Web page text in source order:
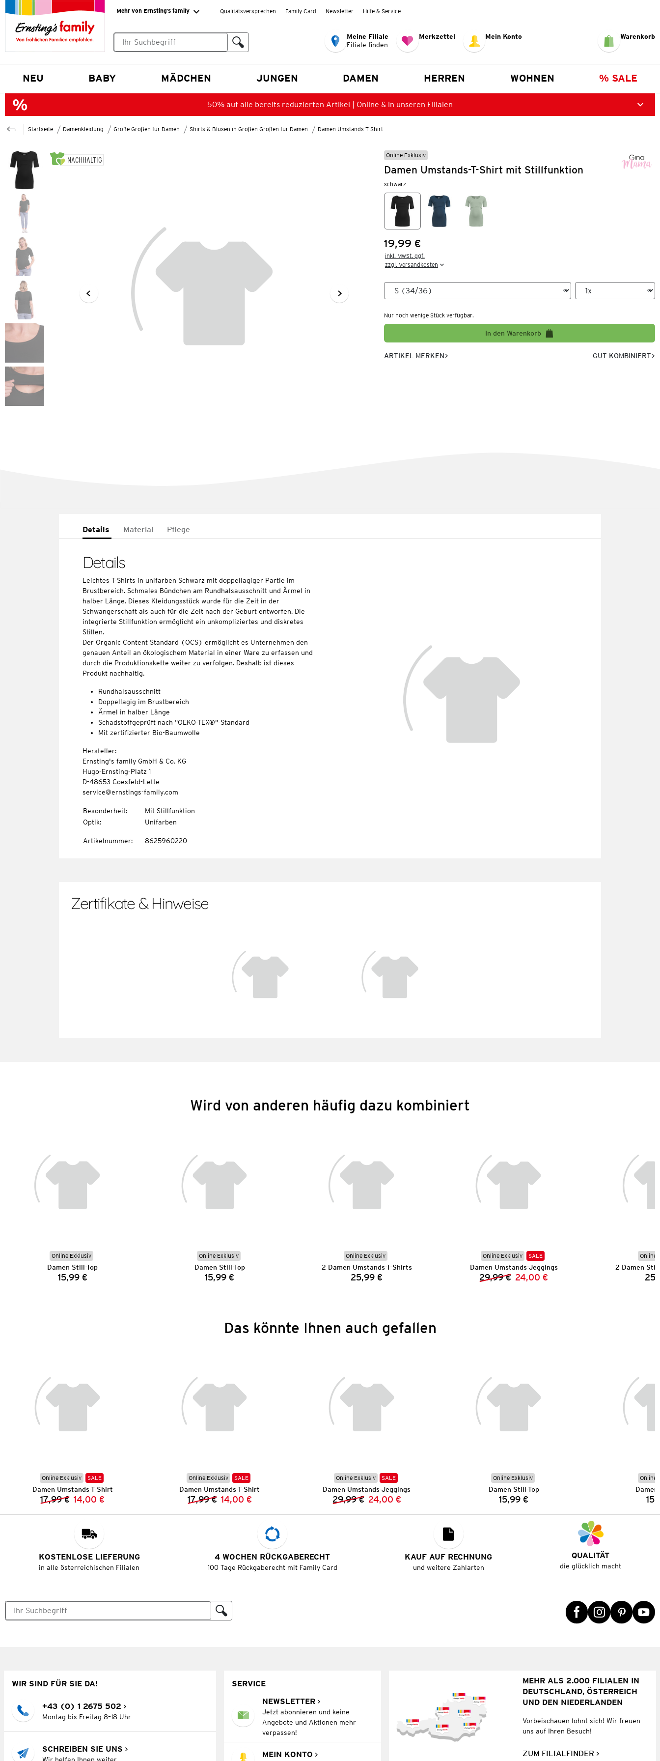
Mehr von Ernsting’s family Qualitätsversprechen Family Card Newsletter Hilfe & Service
Meine Filiale
Filiale finden
Merkzettel Mein Konto Warenkorb
NEU BABY MÄDCHEN JUNGEN DAMEN HERREN WOHNEN % SALE
50% auf alle bereits reduzierten Artikel | Online & in unseren Filialen
Startseite Damenkleidung Große Größen für Damen Shirts & Blusen in Großen Größen für Damen Damen Umstands-T-Shirt
NACHHALTIG
Online Exklusiv
Damen Umstands-T-Shirt mit Stillfunktion
schwarz
Preis:
19,99 €
inkl. MwSt. ggf.
zzgl. Versandkosten
Nur noch wenige Stück verfügbar.
In den Warenkorb
ARTIKEL MERKEN GUT KOMBINIERT
Details Material Pflege
Details
Leichtes T-Shirts in unifarben Schwarz mit doppellagiger Partie im
Brustbereich. Schmales Bündchen am Rundhalsausschnitt und Ärmel in
halber Länge. Dieses Kleidungsstück wurde für die Zeit in der
Schwangerschaft als auch für die Zeit nach der Geburt entworfen. Die
integrierte Stillfunktion ermöglicht ein unkompliziertes und diskretes
Stillen.
Der Organic Content Standard (OCS) ermöglicht es Unternehmen den
genauen Anteil an ökologischem Material in einer Ware zu erfassen und
durch die Produktionskette weiter zu verfolgen. Deshalb ist dieses
Produkt nachhaltig.
Rundhalsausschnitt
Doppellagig im Brustbereich
Ärmel in halber Länge
Schadstoffgeprüft nach "OEKO-TEX®"-Standard
Mit zertifizierter Bio-Baumwolle
Hersteller:
Ernsting's family GmbH & Co. KG
Hugo-Ernsting-Platz 1
D-48653 Coesfeld-Lette
service@ernstings-family.com
Besonderheit:
Mit Stillfunktion
Optik: Unifarben
Artikelnummer: 8625960220
Zertifikate & Hinweise
Wird von anderen häufig dazu kombiniert
Online Exklusiv
Damen Still-Top
Preis:
15,99 €
Online Exklusiv
Damen Still-Top
Preis:
15,99 €
Online Exklusiv
2 Damen Umstands-T-Shirts
Preis:
25,99 €
Online Exklusiv SALE
Damen Umstands-Jeggings
Vorheriger Preis:
29,99 € Neuer Preis:
24,00 €
Online
2 Damen
Das könnte Ihnen auch gefallen
Online Exklusiv SALE
Damen Umstands-T-Shirt
Vorheriger Preis:
17,99 € Neuer Preis:
14,00 €
Online Exklusiv SALE
Damen Umstands-T-Shirt
Vorheriger Preis:
17,99 € Neuer Preis:
14,00 €
Online Exklusiv SALE
Damen Umstands-Jeggings
Vorheriger Preis:
29,99 € Neuer Preis:
24,00 €
Online Exklusiv
Damen Still-Top
Preis:
15,99 €
Online
KOSTENLOSE LIEFERUNG
in alle österreichischen Filialen
4 WOCHEN RÜCKGABERECHT
100 Tage Rückgaberecht mit Family Card
KAUF AUF RECHNUNG
und weitere Zahlarten
QUALITÄT
die glücklich macht
WIR SIND FÜR SIE DA!
+43 (0) 1 2675 502
Montag bis Freitag 8–18 Uhr
SCHREIBEN SIE UNS
SERVICE
NEWSLETTER
Jetzt abonnieren und keine
Angebote und Aktionen mehr
verpassen!
MEIN KONTO
MEHR ALS 2.000 FILIALEN IN
DEUTSCHLAND, ÖSTERREICH
UND DEN NIEDERLANDEN
Vorbeischauen lohnt sich! Wir freuen
uns auf Ihren Besuch!
ZUM FILIALFINDER